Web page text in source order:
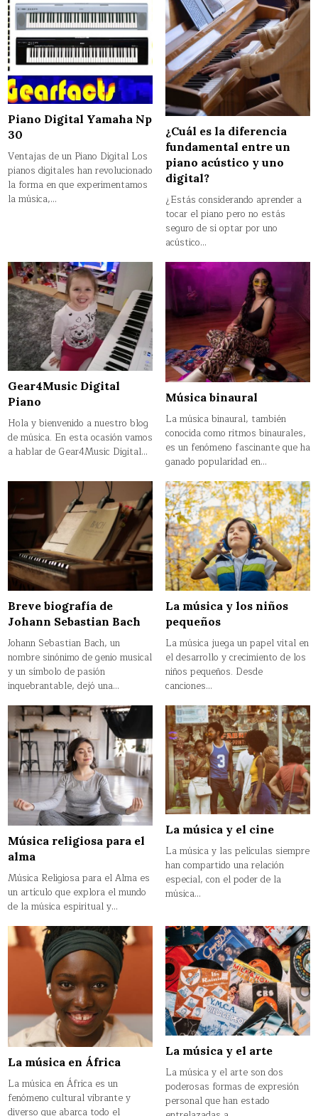
Piano Digital Yamaha Np
30
Ventajas de un Piano Digital Los
pianos digitales han revolucionado
la forma en que experimentamos
la música,…
¿Cuál es la diferencia
fundamental entre un
piano acústico y uno
digital?
¿Estás considerando aprender a
tocar el piano pero no estás
seguro de si optar por uno
acústico…
Gear4Music Digital
Piano
Hola y bienvenido a nuestro blog
de música. En esta ocasión vamos
a hablar de Gear4Music Digital…
Música binaural
La música binaural, también
conocida como ritmos binaurales,
es un fenómeno fascinante que ha
ganado popularidad en…
Breve biografía de
Johann Sebastian Bach
Johann Sebastian Bach, un
nombre sinónimo de genio musical
y un símbolo de pasión
inquebrantable, dejó una…
La música y los niños
pequeños
La música juega un papel vital en
el desarrollo y crecimiento de los
niños pequeños. Desde
canciones…
Música religiosa para el
alma
Música Religiosa para el Alma es
un artículo que explora el mundo
de la música espiritual y…
La música y el cine
La música y las películas siempre
han compartido una relación
especial, con el poder de la
música…
La música en África
La música en África es un
fenómeno cultural vibrante y
diverso que abarca todo el
La música y el arte
La música y el arte son dos
poderosas formas de expresión
personal que han estado